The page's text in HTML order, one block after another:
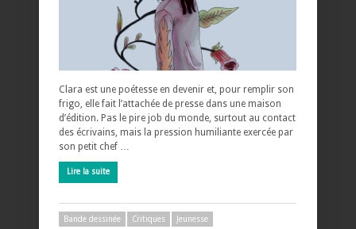
Clara est une poétesse en devenir et, pour remplir son
frigo, elle fait l’attachée de presse dans une maison
d’édition. Pas le pire job du monde, surtout au contact
des écrivains, mais la pression humiliante exercée par
son petit chef …
Lire la suite
Bande dessinée Critiques Jeunesse